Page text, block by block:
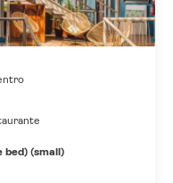
bed) (small)